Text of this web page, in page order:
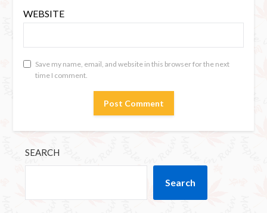
WEBSITE
Save my name, email, and website in this browser for the next
time I comment.
SEARCH
Search